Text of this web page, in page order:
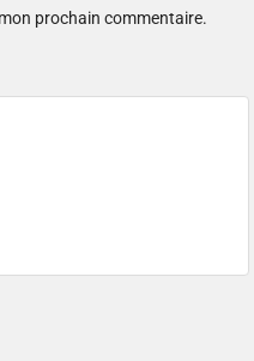
prochain commentaire.